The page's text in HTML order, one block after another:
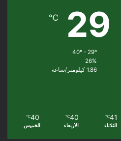
29
℃
40º - 29º
26%
1.86 كيلومتر/ساعة
41
℃
الثلاثاء
40
℃
الأربعاء
40
℃
الخميس